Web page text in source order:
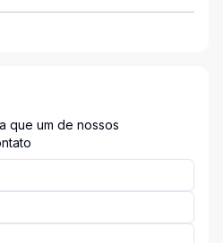
que um de nossos